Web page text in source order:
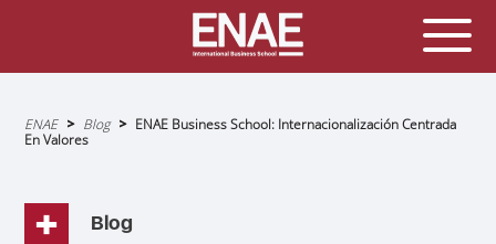
Sobrescribir
enlaces
de
navegación
ENAE Blog
ENAE Business School: Internacionalización Centrada
En Valores
Blog